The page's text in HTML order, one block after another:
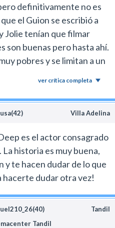
de Alfred Hitchcock, El
de las identidades
un entretenimiento
con su personaje el humor
hizo a su personaje
como el cigarrillo
por Johnny, creo que
con este personaje. Al
sido menos gracioso.
para entretenerse un
un drama profundo para
de estreno.
definitivamente no es
el Guion se escribió a
Jolie tenían que filmar
son buenas pero hasta ahí.
pobres y se limitan a un
de espías buenos y un
ver crítica completa
Villa Adelina
es el actor consagrado
historia es muy buena,
y te hacen dudar de lo que
hacerte dudar otra vez!
Tandil
Tandil